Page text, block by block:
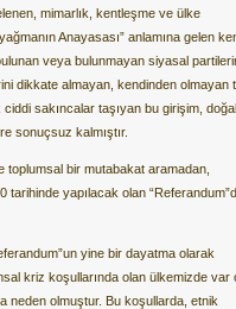
mimarlık, kentleşme ve ülke
Anayasası” anlamına gelen
veya bulunmayan siyasal
dikkate almayan, kendinden olmayan
sakıncalar taşıyan bu girişim, doğal
sonuçsuz kalmıştır.
toplumsal bir mutabakat aramadan,
tarihinde yapılacak olan
yine bir dayatma olarak
kriz koşullarında olan ülkemizde var
neden olmuştur. Bu koşullarda, etnik